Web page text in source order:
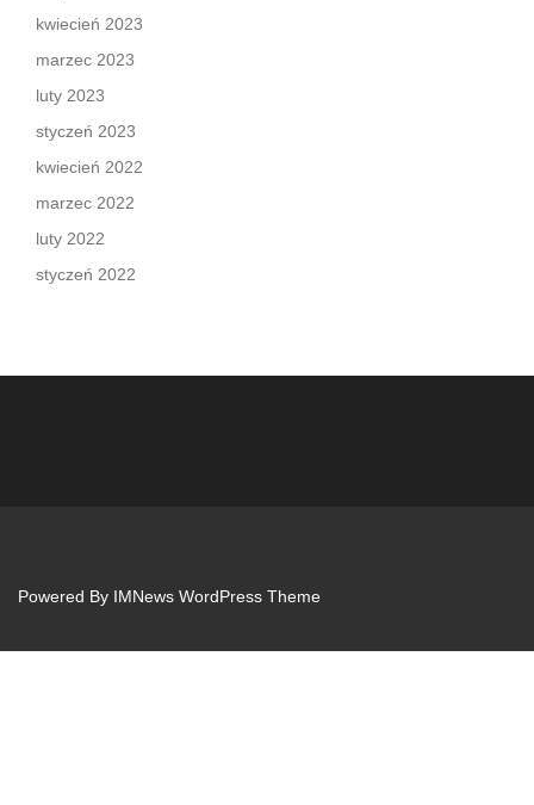
kwiecień 2023
marzec 2023
luty 2023
styczeń 2023
kwiecień 2022
marzec 2022
luty 2022
styczeń 2022
Powered By IMNews WordPress Theme